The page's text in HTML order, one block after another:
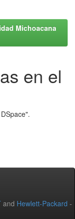
Michoacana
en el
and Hewlett-Packard -